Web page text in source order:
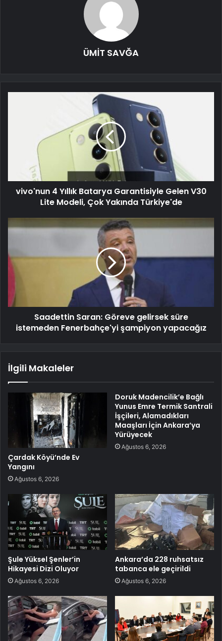
ÜMİT SAVĞA
vivo'nun 4 Yıllık Batarya Garantisiyle Gelen V30
Lite Modeli, Çok Yakında Türkiye'de
Saadettin Saran: Göreve gelirsek süre
istemeden Fenerbahçe'yi şampiyon yapacağız
İlgili Makaleler
Çardak Köyü’nde Ev
Yangını
Ağustos 6, 2026
Doruk Madencilik’e Bağlı
Yunus Emre Termik Santrali
İşçileri, Alamadıkları
Maaşları İçin Ankara’ya
Yürüyecek
Ağustos 6, 2026
Şule Yüksel Şenler’in
Hikayesi Dizi Oluyor
Ağustos 6, 2026
Ankara’da 228 ruhsatsız
tabanca ele geçirildi
Ağustos 6, 2026